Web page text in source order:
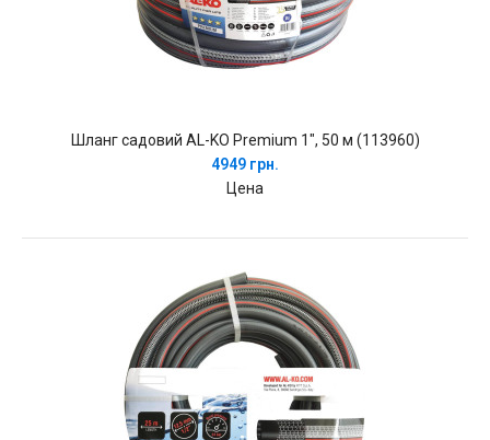
Шланг садовий AL-KO Premium 1", 50 м (113960)
4949 грн.
Цена